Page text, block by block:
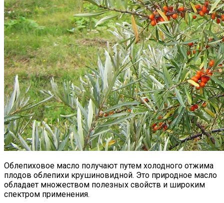
Облепиховое масло получают путем холодного отжима
плодов облепихи крушиновидной. Это природное масло
обладает множеством полезных свойств и широким
спектром применения.